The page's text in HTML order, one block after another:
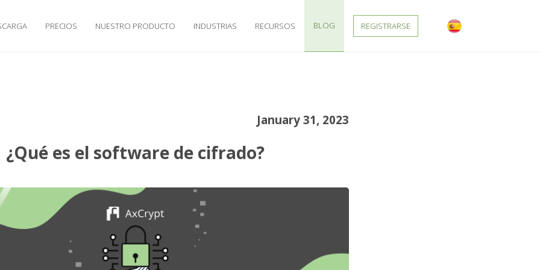
PRECIOS NUESTRO PRODUCTO INDUSTRIAS RECURSOS BLOG REGISTRARSE
January 31, 2023
¿Qué es el software de cifrado?